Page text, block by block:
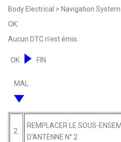
Body Electrical > Navigation
OK:
Aucun DTC n'est émis.
OK FIN
MAL
2.
REMPLACER LE SOUS-
D'ANTENNE N° 2